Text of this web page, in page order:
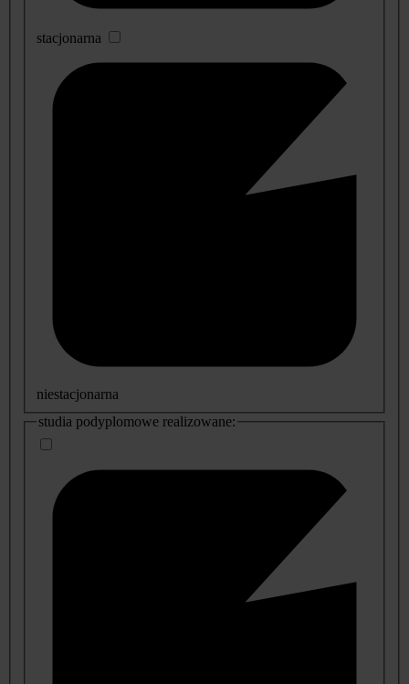
stacjonarna
niestacjonarna
studia podyplomowe realizowane: